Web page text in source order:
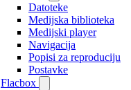
Datoteke
Medijska biblioteka
Medijski player
Navigacija
Popisi za reproduciju
Postavke
Flacbox